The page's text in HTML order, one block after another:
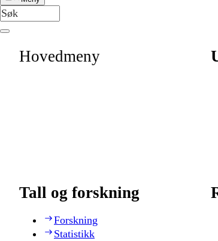
Hovedmeny
Tall og forskning
Forskning
Statistikk